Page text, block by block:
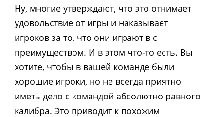
Ну, многие утверждают, что это отнимает
удовольствие от игры и наказывает
игроков за то, что они играют в с
преимуществом. И в этом что-то есть. Вы
хотите, чтобы в вашей команде были
хорошие игроки, но не всегда приятно
иметь дело с командой абсолютно равного
калибра. Это приводит к похожим